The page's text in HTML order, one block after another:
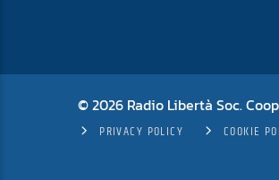
© 2026 Radio Libertà Soc.
PRIVACY POLICY COOKIE